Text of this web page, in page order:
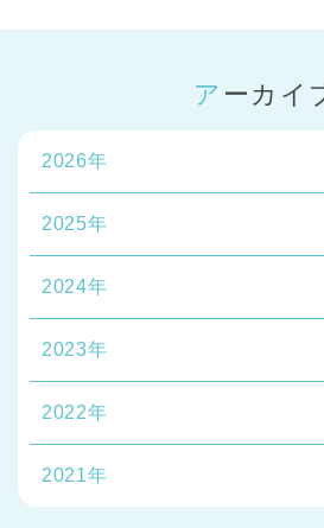
アーカイ
2026年
2025年
2024年
2023年
2022年
2021年